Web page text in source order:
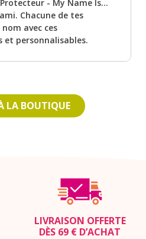
- My Name Is...
Chacune de tes
avec ces
personnalisables.
LA BOUTIQUE
LIVRAISON OFFERTE
DÈS 69 € D’ACHAT